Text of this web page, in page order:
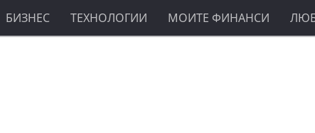
БИЗНЕС ТЕХНОЛОГИИ МОИТЕ ФИНАНСИ